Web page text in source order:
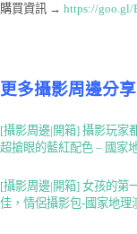
購買資訊 → https://goo.gl/
更多攝影周邊分享
[攝影周邊|開箱] 攝影玩家
超搶眼的藍紅配色 – 國家
[攝影周邊|開箱] 女孩的第
佳，情侶攝影包-國家地理